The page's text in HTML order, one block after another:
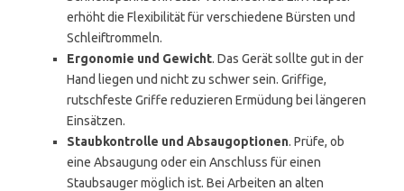
erhöht die Flexibilität für verschiedene Bürsten und
Schleiftrommeln.
Ergonomie und Gewicht. Das Gerät sollte gut in der
Hand liegen und nicht zu schwer sein. Griffige,
rutschfeste Griffe reduzieren Ermüdung bei längeren
Einsätzen.
Staubkontrolle und Absaugoptionen. Prüfe, ob
eine Absaugung oder ein Anschluss für einen
Staubsauger möglich ist. Bei Arbeiten an alten